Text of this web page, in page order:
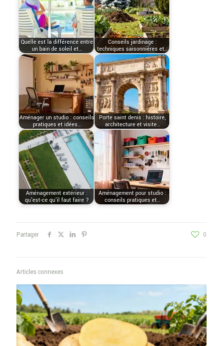
Quelle est la différence entre
un bain de soleil et…
Conseils jardinage :
techniques saisonnières et…
Aménager un studio : conseils
pratiques et idées…
Porte saint denis : histoire,
architecture et visite…
Aménagement extérieur :
qu’est-ce qu’il faut faire ?
Aménagement pour studio :
conseils pratiques et…
Partager 0
Articles connexes